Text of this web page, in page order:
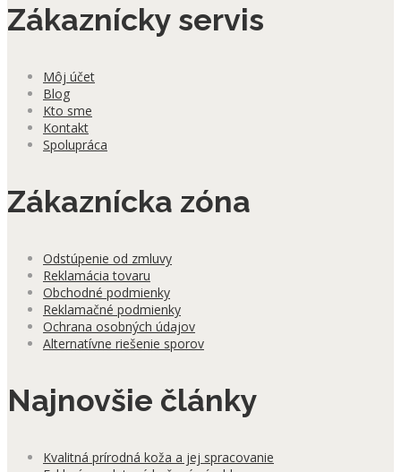
Zákaznícky servis
Môj účet
Blog
Kto sme
Kontakt
Spolupráca
Zákaznícka zóna
Odstúpenie od zmluvy
Reklamácia tovaru
Obchodné podmienky
Reklamačné podmienky
Ochrana osobných údajov
Alternatívne riešenie sporov
Najnovšie články
Kvalitná prírodná koža a jej spracovanie